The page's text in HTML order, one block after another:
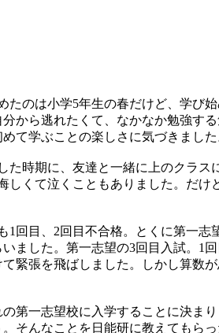
のは小学5年生の春だけど、学び
から逃れたくて、なかなか勉強
て学ぶことの楽しさに気づきました
時期に、友達と一緒に上のクラ
くて泣くこともありました。だ
回目、2回目不合格。とくに第一
ました。第一志望の3回目入試。1
緊張を飛ばしました。しかし算数
第一志望校に入学することに決ま
そんなことを日能研に教えてもらっ